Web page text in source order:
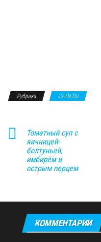
Рубрика САЛАТЫ
Томатный суп с
яичницей-
болтуньей,
имбирём и
острым перцем
КОММЕНТАРИИ